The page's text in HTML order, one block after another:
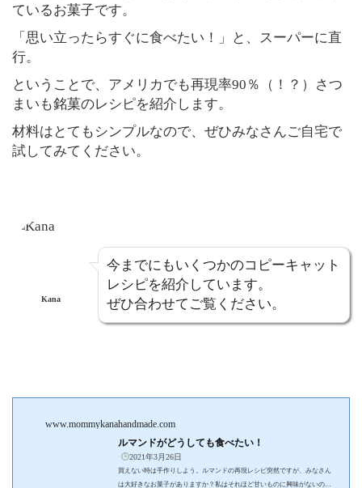
ているお菓子です。
「思い立ったらすぐに食べたい！」と、スーパーに直
行。
ということで、アメリカでも再現率90％（！？）さつ
まいも銘菓のレシピを紹介します。
材料はとてもシンプルなので、ぜひみなさんご自宅で
試してみてください。
Kana
今までにもいくつかのコピーキャット
レシピを紹介しています。
ぜひ合わせてご覧ください。
www.mommykanahandmade.com
ルマンドがどうしても食べたい！
2021年3月26日
買えない時は手作りしよう。ルマンドの再現レシピ突然ですが、みなさん
は大好きなお菓子がありますか？私はそれほど甘いものに興味がないの